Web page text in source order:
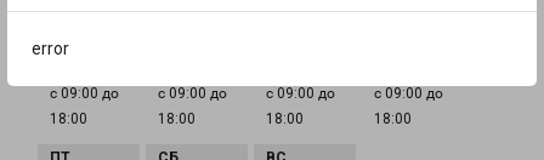
error
ГРАФИК РАБОТЫ
с 09:00 до
18:00
с 09:00 до
18:00
с 09:00 до
18:00
с 09:00 до
18:00